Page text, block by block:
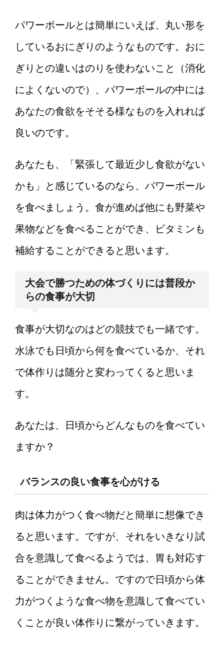
パワーボールとは簡単にいえば、丸い形を
しているおにぎりのようなものです。おに
ぎりとの違いはのりを使わないこと（消化
によくないので）、パワーボールの中には
あなたの食欲をそそる様なものを入れれば
良いのです。
あなたも、「緊張して最近少し食欲がない
かも」と感じているのなら、パワーボール
を食べましょう。食が進めば他にも野菜や
果物などを食べることができ、ビタミンも
補給することができると思います。
大会で勝つための体づくりには普段か
らの食事が大切
食事が大切なのはどの競技でも一緒です。
水泳でも日頃から何を食べているか、それ
で体作りは随分と変わってくると思いま
す。
あなたは、日頃からどんなものを食べてい
ますか？
バランスの良い食事を心がける
肉は体力がつく食べ物だと簡単に想像でき
ると思います。ですが、それをいきなり試
合を意識して食べるようでは、胃も対応す
ることができません。ですので日頃から体
力がつくような食べ物を意識して食べてい
くことが良い体作りに繋がっていきます。